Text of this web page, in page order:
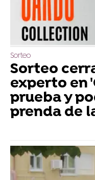
Sorteo
Sorteo
experto en
prueba y
prenda de